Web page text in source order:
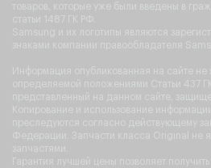
товаров, которые уже были введены в
статьи 1487 ГК РФ.
Samsung и их логотипы являются
знаками компании правообладателя
Информация опубликованная на сайте не
определяемой положениями Статьи 437
представленный на данном сайте,
Копирование и использование
преследуются согласно действующему
Федерации. Запчасти класса Original не
запчастями.
Гарантия лучшей цены позволяет